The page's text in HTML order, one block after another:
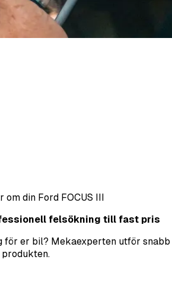
om din Ford FOCUS III
felsökning till fast pris
er bil? Mekaexperten utför